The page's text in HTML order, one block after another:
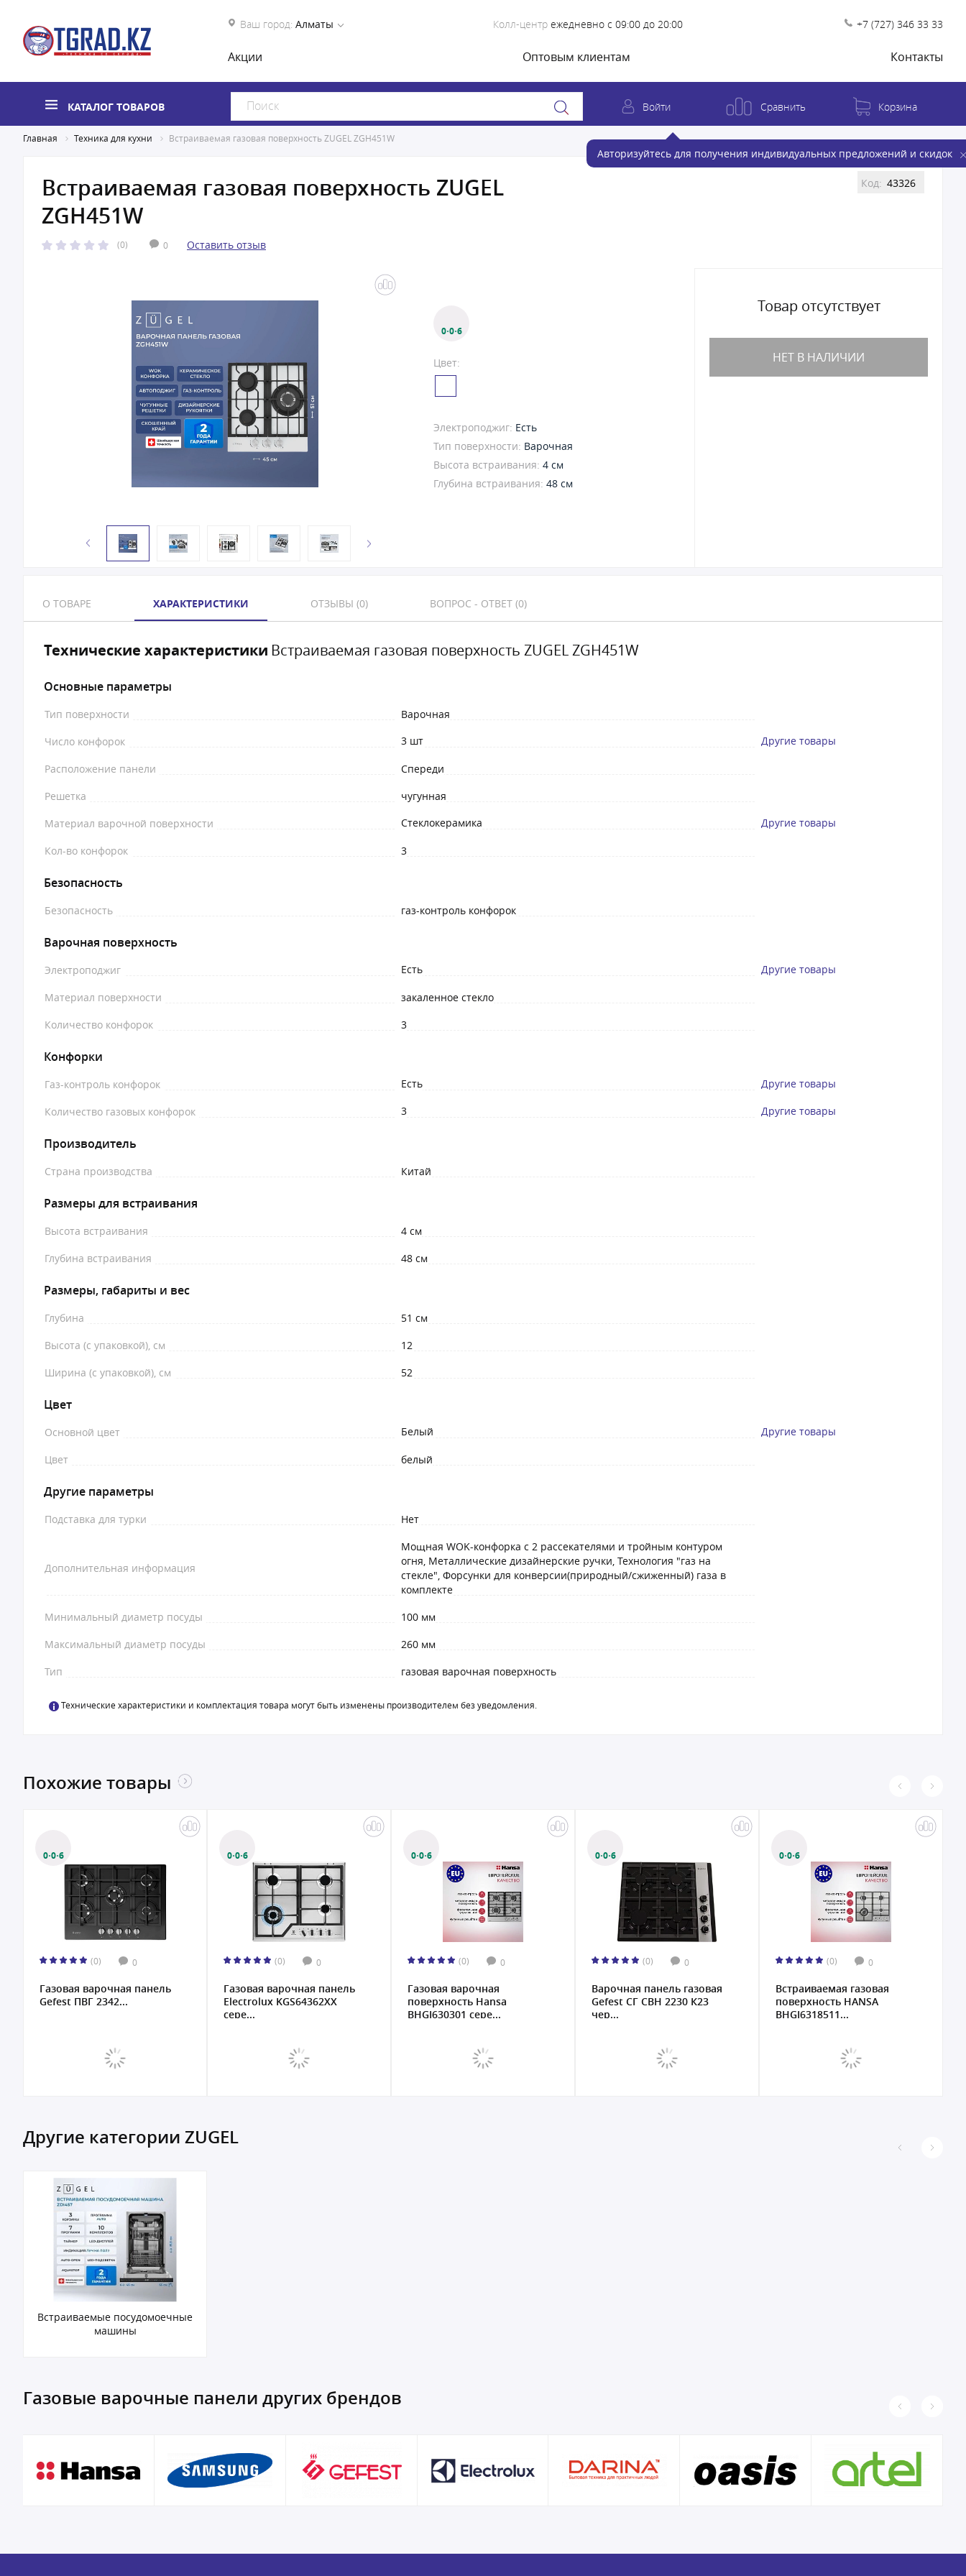
Ваш город: Алматы Колл-центр ежедневно с 09:00 до 20:00 +7 (727) 346 33 33
Акции Оптовым клиентам Контакты
КАТАЛОГ ТОВАРОВ Войти
Авторизуйтесь для получения индивидуальных предложений и скидок
Сравнить Корзина
Главная Техника для кухни Встраиваемая газовая поверхность ZUGEL ZGH451W
Встраиваемая газовая поверхность ZUGEL
ZGH451W
(0) 0 Оставить отзыв
Код: 43326
0·0·6
Цвет:
Электроподжиг: Есть
Тип поверхности: Варочная
Высота встраивания: 4 см
Глубина встраивания: 48 см
Товар отсутствует
НЕТ В НАЛИЧИИ
О ТОВАРЕ ХАРАКТЕРИСТИКИ ОТЗЫВЫ (0) ВОПРОС - ОТВЕТ (0)
Технические характеристики Встраиваемая газовая поверхность ZUGEL ZGH451W
Основные параметры
Тип поверхности
Варочная
Число конфорок
3 шт Другие товары
Расположение панели
Спереди
Решетка
чугунная
Материал варочной поверхности
Стеклокерамика Другие товары
Кол-во конфорок 3
Безопасность
Безопасность газ-контроль конфорок
Варочная поверхность
Электроподжиг Есть Другие товары
Материал поверхности
закаленное стекло
Количество конфорок
3
Конфорки
Газ-контроль конфорок Есть Другие товары
Количество газовых конфорок 3 Другие товары
Производитель
Страна производства Китай
Размеры для встраивания
Высота встраивания
4 см
Глубина встраивания
48 см
Размеры, габариты и вес
Глубина
51 см
Высота (с упаковкой), см
12
Ширина (с упаковкой), см
52
Цвет
Основной цвет Белый Другие товары
Цвет белый
Другие параметры
Подставка для турки Нет
Дополнительная информация
Мощная WOK-конфорка с 2 рассекателями и тройным контуром
огня, Металлические дизайнерские ручки, Технология "газ на
стекле", Форсунки для конверсии(природный/сжиженный) газа в
комплекте
Минимальный диаметр посуды
100 мм
Максимальный диаметр посуды
260 мм
Тип
газовая варочная поверхность
Технические характеристики и комплектация товара могут быть изменены производителем без уведомления.
Похожие товары
0·0·6
(0) 0
Газовая варочная панель
Gefest ПВГ 2342...
0·0·6
(0) 0
Газовая варочная панель
Electrolux KGS64362XX
сере...
0·0·6
(0) 0
Газовая варочная
поверхность Hansa
BHGI630301 сере...
0·0·6
(0) 0
Варочная панель газовая
Gefest СГ СВН 2230 К23
чер...
0·0·6
(0) 0
Встраиваемая газовая
поверхность HANSA
BHGI6318511...
Другие категории ZUGEL
Встраиваемые посудомоечные
машины
Газовые варочные панели других брендов